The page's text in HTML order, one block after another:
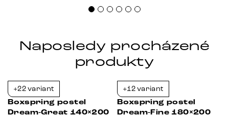
Naposledy procházené
produkty
+22 variant
Boxspring postel
Dream-Great 140×200
+12 variant
Boxspring postel
Dream-Fine 180×200